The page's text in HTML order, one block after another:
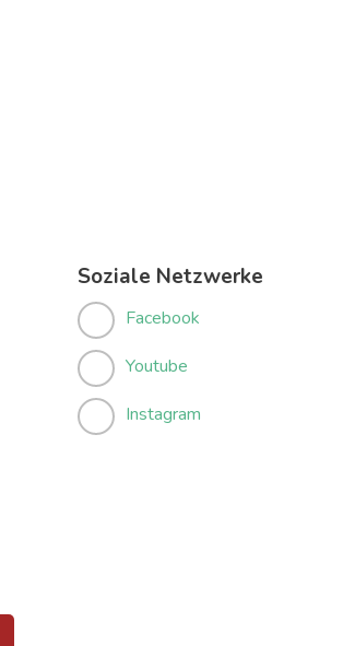
Soziale Netzwerke
Facebook
Youtube
Instagram